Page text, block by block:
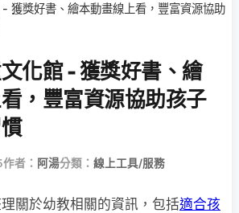
獲獎好書、繪本動畫線上看，豐富資源協助
化館 - 獲獎好書、繪
，豐富資源協助孩子
作者： 阿湯分類： 線上工具/服務
關於幼教相關的資訊，包括適合孩